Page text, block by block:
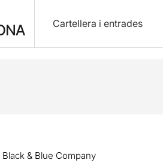
Cartellera i entrades
Black & Blue Company